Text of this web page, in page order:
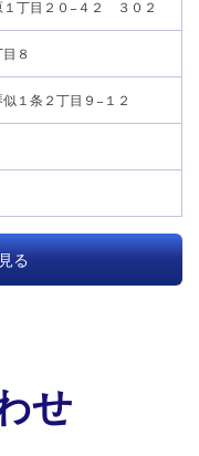
１丁目２０−４２ ３０２
８
１条２丁目９−１２
る
せ